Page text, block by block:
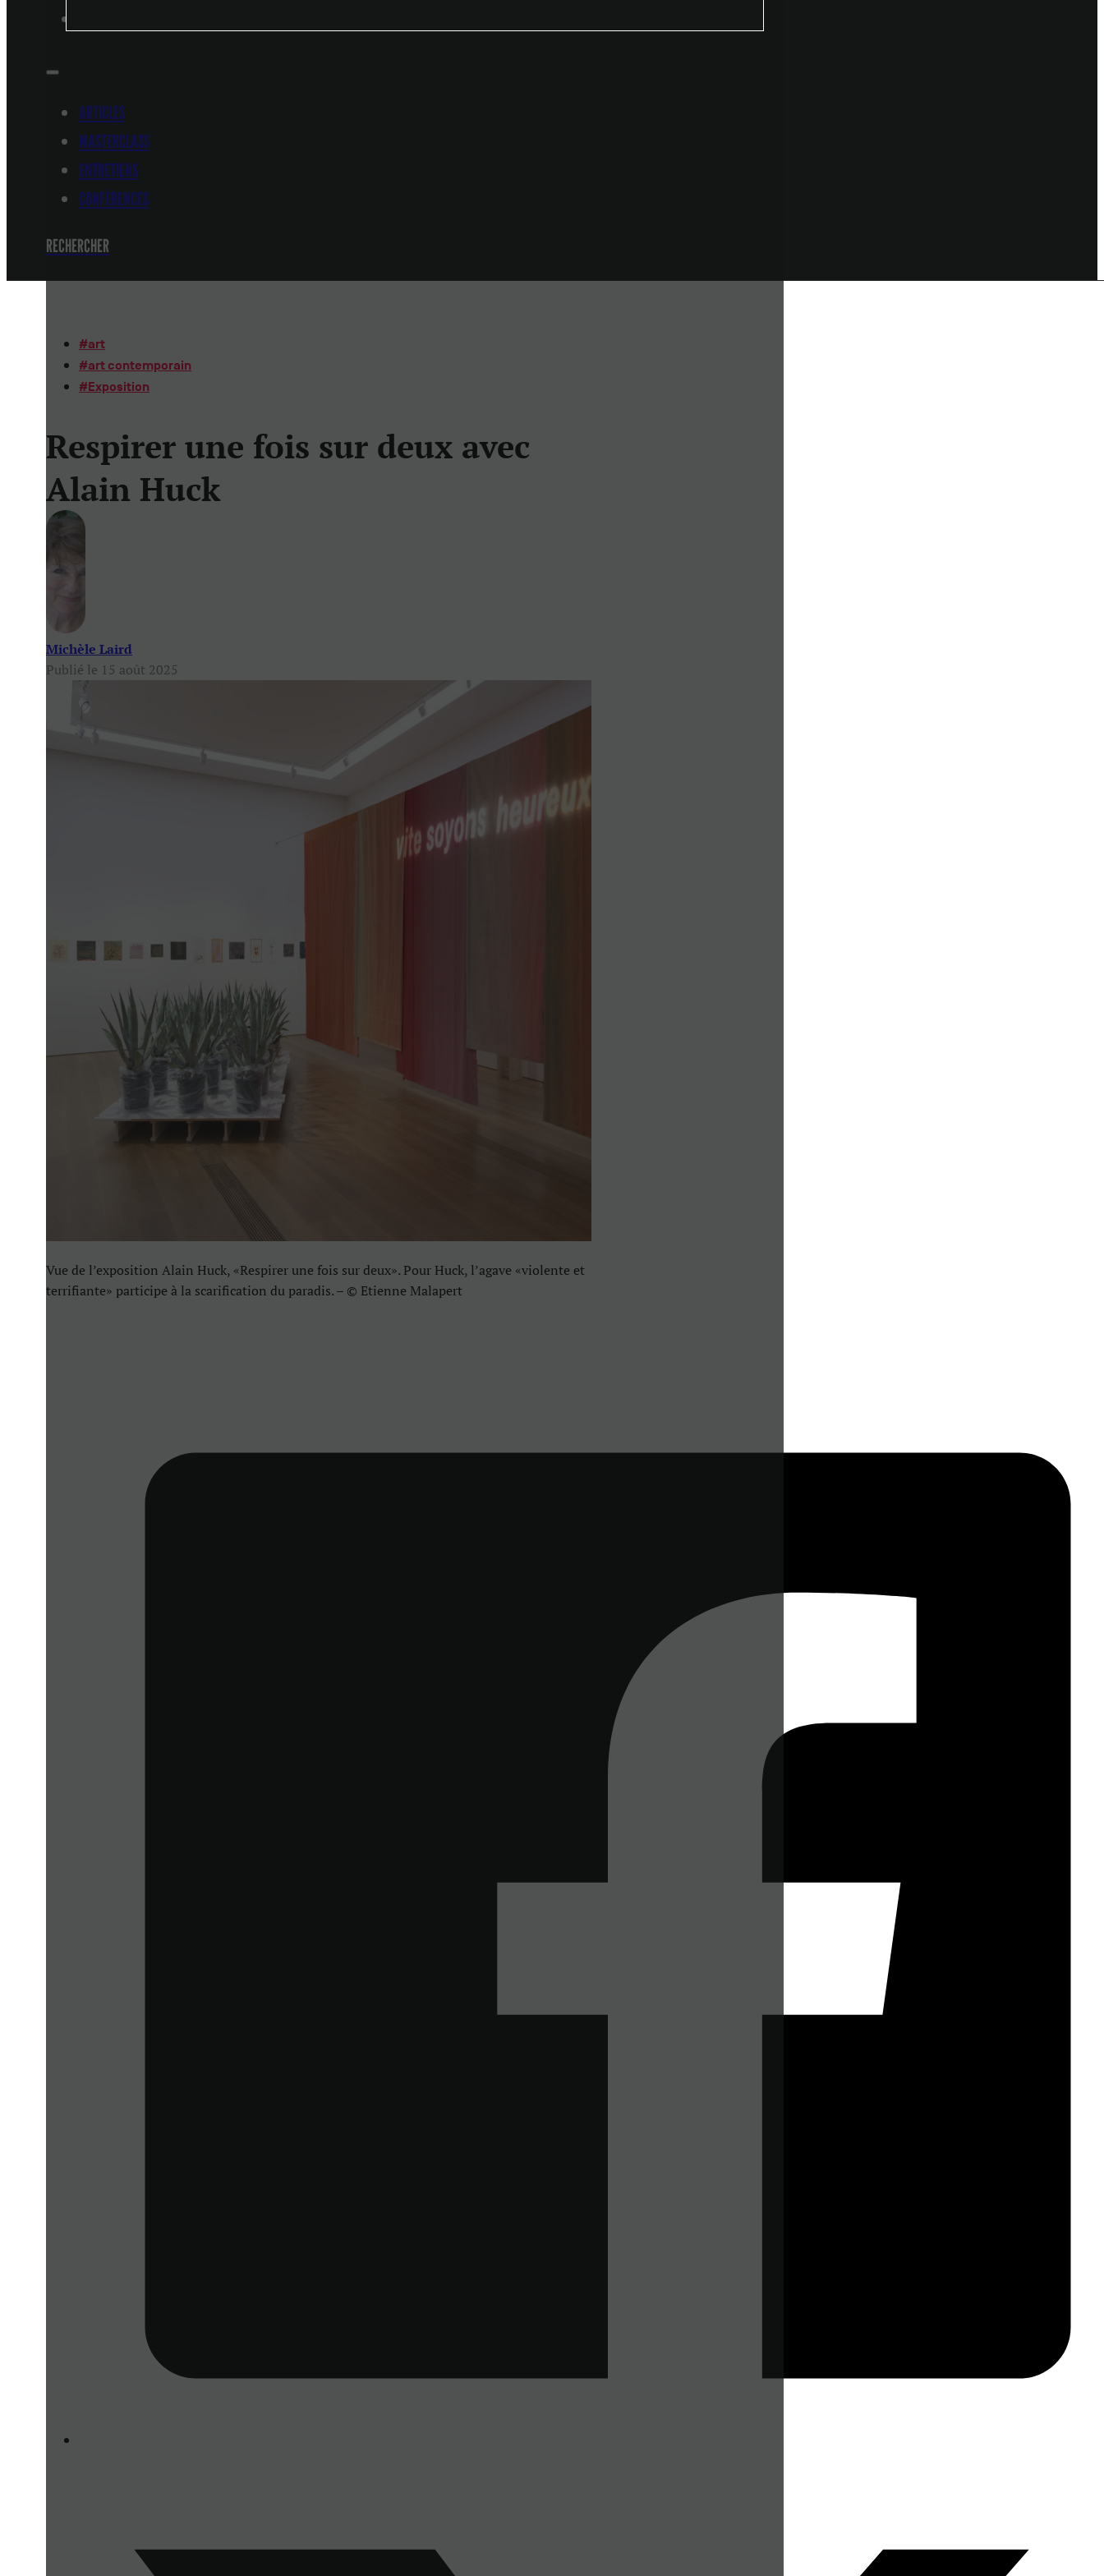
ARTICLES
MASTERCLASS
ENTRETIENS
CONFÉRENCES
RECHERCHER
#art
#art contemporain
#Exposition
Respirer une fois sur deux avec
Alain Huck
Michèle Laird
Publié le 15 août 2025
Vue de l’exposition Alain Huck, «Respirer une fois sur deux». Pour Huck, l’agave «violente et
terrifiante» participe à la scarification du paradis. – © Etienne Malapert